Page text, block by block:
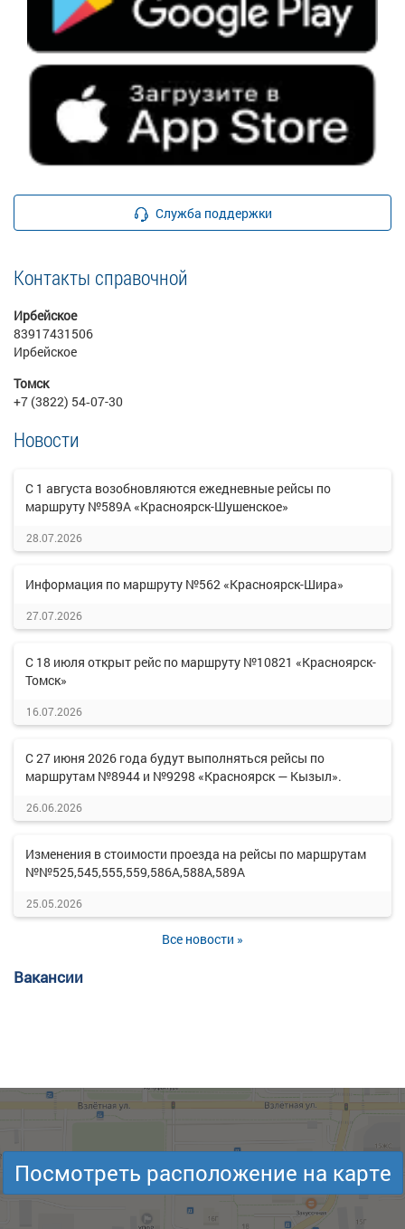
Служба поддержки
Контакты справочной
Ирбейское
83917431506
Ирбейское
Томск
+7 (3822) 54‑07-30
Новости
С 1 августа возобновляются ежедневные рейсы по
маршруту №589А «Красноярск-Шушенское»
28.07.2026
Информация по маршруту №562 «Красноярск-Шира»
27.07.2026
С 18 июля открыт рейс по маршруту №10821 «Красноярск-
Томск»
16.07.2026
С 27 июня 2026 года будут выполняться рейсы по
маршрутам №8944 и №9298 «Красноярск — Кызыл».
26.06.2026
Изменения в стоимости проезда на рейсы по маршрутам
№№525,545,555,559,586А,588А,589А
25.05.2026
Все новости »
Вакансии
Посмотреть расположение на карте